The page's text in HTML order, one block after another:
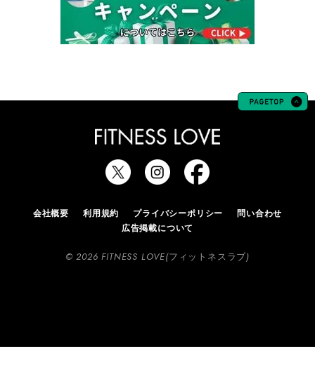
会社概要 利用規約 プライバシーポリシー
問い合わせ
広告掲載について
© 2026 FITNESS LOVE(フィットネスラブ)